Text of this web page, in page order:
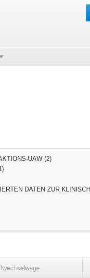
UAW (2)
DATEN ZUR